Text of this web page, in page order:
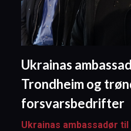
Ukrainas
Trondheim og
forsvarsbedrifter
Ukrainas ambassadør